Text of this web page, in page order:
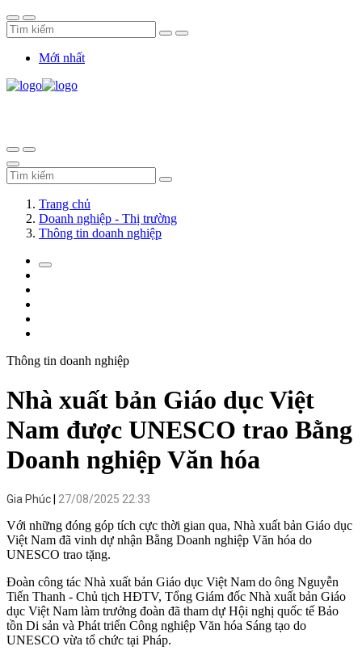
Mới nhất
Trang chủ
Doanh nghiệp - Thị trường
Thông tin doanh nghiệp
Thông tin doanh nghiệp
Nhà xuất bản Giáo dục Việt
Nam được UNESCO trao Bằng
Doanh nghiệp Văn hóa
Gia Phúc 27/08/2025 22:33
Với những đóng góp tích cực thời gian qua, Nhà xuất bản Giáo dục
Việt Nam đã vinh dự nhận Bằng Doanh nghiệp Văn hóa do
UNESCO trao tặng.
Đoàn công tác Nhà xuất bản Giáo dục Việt Nam do ông Nguyễn
Tiến Thanh - Chủ tịch HĐTV, Tổng Giám đốc Nhà xuất bản Giáo
dục Việt Nam làm trưởng đoàn đã tham dự Hội nghị quốc tế Bảo
tồn Di sản và Phát triển Công nghiệp Văn hóa Sáng tạo do
UNESCO vừa tổ chức tại Pháp.